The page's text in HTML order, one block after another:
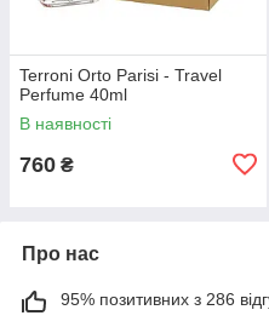
Terroni Orto Parisi - Travel
Perfume 40ml
В наявності
760 ₴
Про нас
95% позитивних з 286